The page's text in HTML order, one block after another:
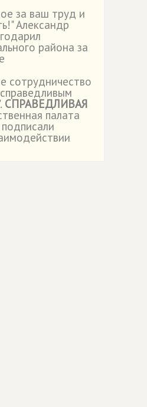
за ваш труд и
Александр
района за
сотрудничество
СПРАВЕДЛИВАЯ
палата